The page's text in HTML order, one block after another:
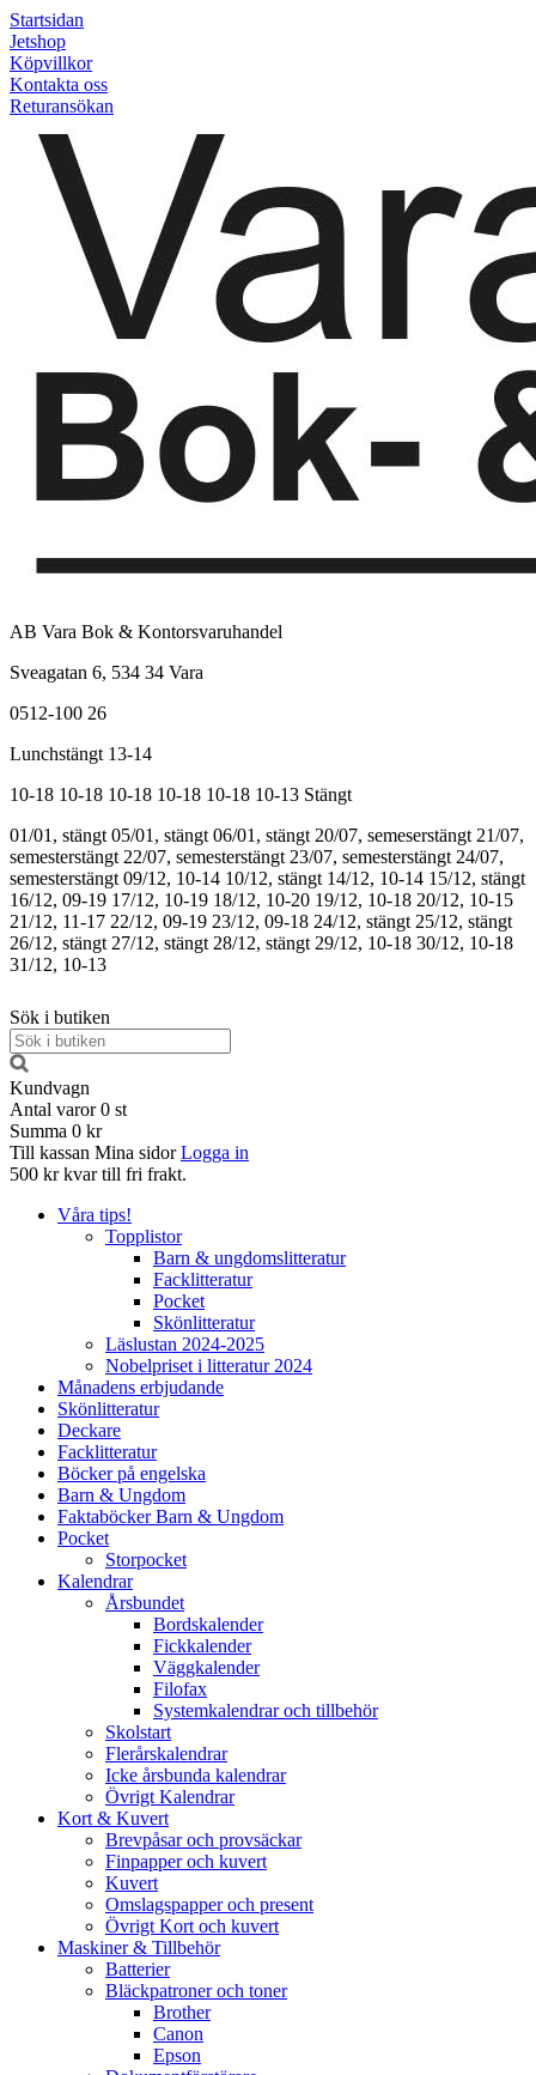
Startsidan
Jetshop
Köpvillkor
Kontakta oss
Returansökan
AB Vara Bok & Kontorsvaruhandel
Sveagatan 6, 534 34 Vara
0512-100 26
Lunchstängt 13-14
10-18 10-18 10-18 10-18 10-18 10-13 Stängt
01/01, stängt 05/01, stängt 06/01, stängt 20/07, semeserstängt 21/07,
semesterstängt 22/07, semesterstängt 23/07, semesterstängt 24/07,
semesterstängt 09/12, 10-14 10/12, stängt 14/12, 10-14 15/12, stängt
16/12, 09-19 17/12, 10-19 18/12, 10-20 19/12, 10-18 20/12, 10-15
21/12, 11-17 22/12, 09-19 23/12, 09-18 24/12, stängt 25/12, stängt
26/12, stängt 27/12, stängt 28/12, stängt 29/12, 10-18 30/12, 10-18
31/12, 10-13
Sök i butiken
Kundvagn
Antal varor 0 st
Summa 0 kr
Till kassan Mina sidor Logga in
500 kr kvar till fri frakt.
Våra tips!
Topplistor
Barn & ungdomslitteratur
Facklitteratur
Pocket
Skönlitteratur
Läslustan 2024-2025
Nobelpriset i litteratur 2024
Månadens erbjudande
Skönlitteratur
Deckare
Facklitteratur
Böcker på engelska
Barn & Ungdom
Faktaböcker Barn & Ungdom
Pocket
Storpocket
Kalendrar
Årsbundet
Bordskalender
Fickkalender
Väggkalender
Filofax
Systemkalendrar och tillbehör
Skolstart
Flerårskalendrar
Icke årsbunda kalendrar
Övrigt Kalendrar
Kort & Kuvert
Brevpåsar och provsäckar
Finpapper och kuvert
Kuvert
Omslagspapper och present
Övrigt Kort och kuvert
Maskiner & Tillbehör
Batterier
Bläckpatroner och toner
Brother
Canon
Epson